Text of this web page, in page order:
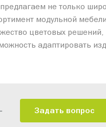
не только
модульной
цветовых решений,
адаптировать
и личные пожелания.
современному
Задать вопрос